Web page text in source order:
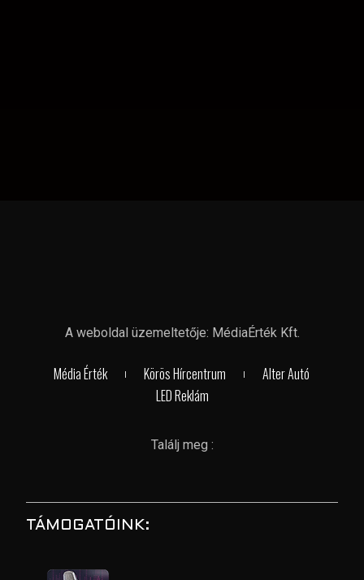
A weboldal üzemeltetője: MédiaÉrték Kft.
Média Érték Körös Hírcentrum
Alter Autó
LED Reklám
Találj meg :
TÁMOGATÓINK: